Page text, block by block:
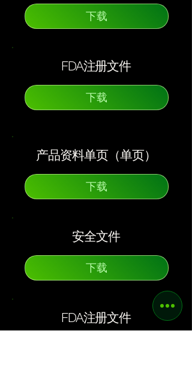
下载
FDA注册文件
下载
产品资料单页（单页）
下载
安全文件
下载
FDA注册文件